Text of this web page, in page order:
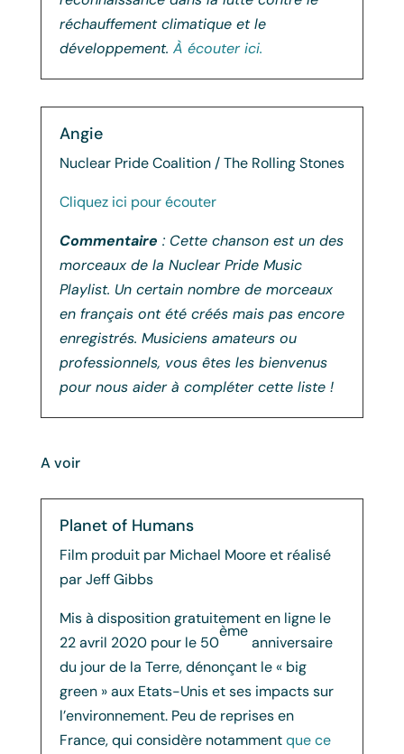
réchauffement climatique et le
développement. À écouter ici.
Angie
Nuclear Pride Coalition / The Rolling Stones
Cliquez ici pour écouter
Commentaire : Cette chanson est un des
morceaux de la Nuclear Pride Music
Playlist. Un certain nombre de morceaux
en français ont été créés mais pas encore
enregistrés. Musiciens amateurs ou
professionnels, vous êtes les bienvenus
pour nous aider à compléter cette liste !
A voir
Planet of Humans
Film produit par Michael Moore et réalisé
par Jeff Gibbs
Mis à disposition gratuitement en ligne le
22 avril 2020 pour le 50
ème
anniversaire
du jour de la Terre, dénonçant le « big
green » aux Etats-Unis et ses impacts sur
l’environnement. Peu de reprises en
France, qui considère notamment que ce